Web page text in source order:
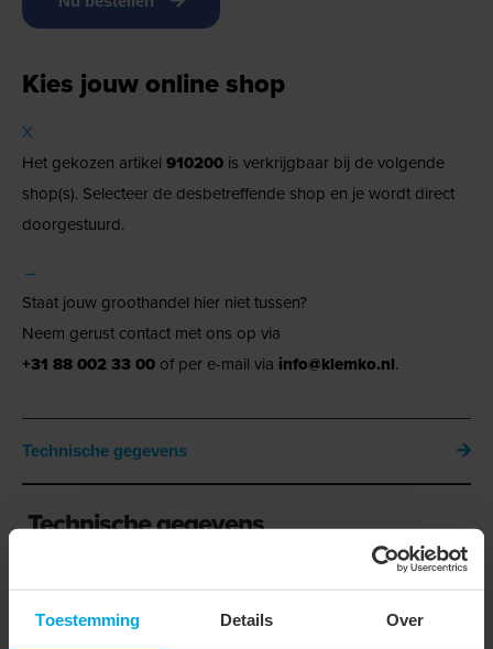
Toestemming Details Over
Kies jouw online shop
X
Het gekozen artikel 910200 is verkrijgbaar bij de volgende
shop(s). Selecteer de desbetreffende shop en je wordt direct
doorgestuurd.
→
Staat jouw groothandel hier niet tussen?
Neem gerust contact met ons op via
+31 88 002 33 00 of per e-mail via info@klemko.nl.
Technische gegevens
Technische gegevens
Assortimentsinhoud
Adereindhulzen